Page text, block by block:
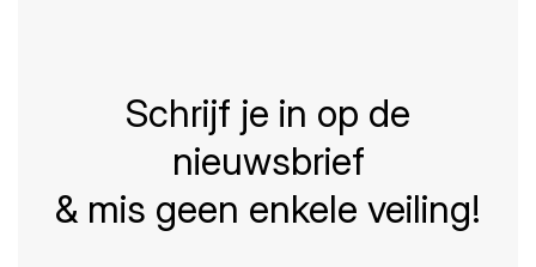
Schrijf je in op de
nieuwsbrief
& mis geen enkele veiling!